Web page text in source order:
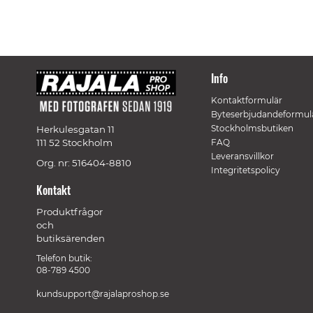
Herkulesgatan 11
111 52 Stockholm
Org. nr: 516404-8810
Kontakt
Produktfrågor
och
butiksärenden
Telefon butik:
08-789 4500
kundsupport@rajalaproshop.se
Info
Kontaktformulär
Stockholmsbutiken
FAQ
Leveransvillkor
Integritetspolicy